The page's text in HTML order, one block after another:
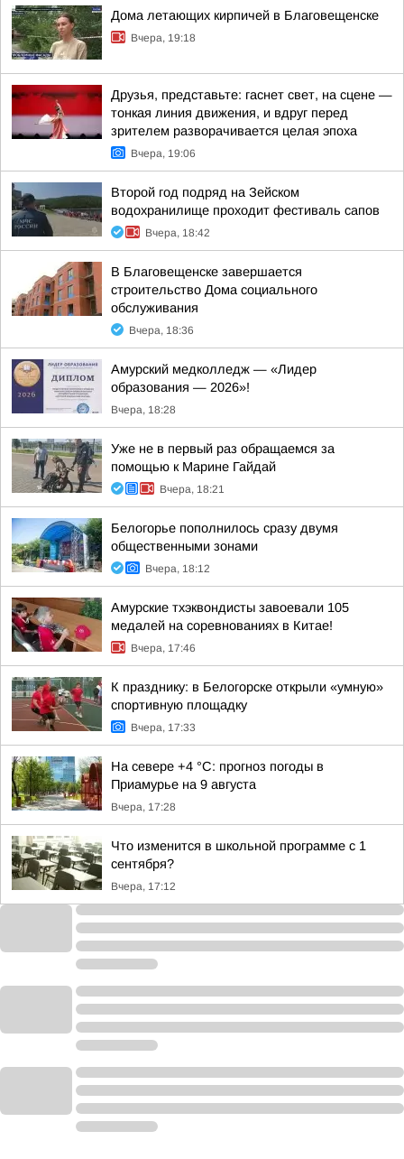
Дома летающих кирпичей в Благовещенске
Вчера, 19:18
Друзья, представьте: гаснет свет, на сцене —
тонкая линия движения, и вдруг перед
зрителем разворачивается целая эпоха
Вчера, 19:06
Второй год подряд на Зейском
водохранилище проходит фестиваль сапов
Вчера, 18:42
В Благовещенске завершается
строительство Дома социального
обслуживания
Вчера, 18:36
Амурский медколледж — «Лидер
образования — 2026»!
Вчера, 18:28
Уже не в первый раз обращаемся за
помощью к Марине Гайдай
Вчера, 18:21
Белогорье пополнилось сразу двумя
общественными зонами
Вчера, 18:12
Амурские тхэквондисты завоевали 105
медалей на соревнованиях в Китае!
Вчера, 17:46
К празднику: в Белогорске открыли «умную»
спортивную площадку
Вчера, 17:33
На севере +4 °С: прогноз погоды в
Приамурье на 9 августа
Вчера, 17:28
Что изменится в школьной программе с 1
сентября?
Вчера, 17:12